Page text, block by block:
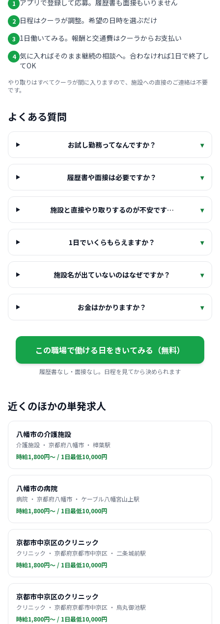
1 アプリで登録して応募。履歴書も面接もいりません
2 日程はクーラが調整。希望の日時を選ぶだけ
3 1日働いてみる。報酬と交通費はクーラからお支払い
4 気に入ればそのまま継続の相談へ。合わなければ1日で終了し
てOK
やり取りはすべてクーラが間に入りますので、施設への直接のご連絡は不要
です。
よくある質問
お試し勤務ってなんですか？ ▾
履歴書や面接は必要ですか？ ▾
施設と直接やり取りするのが不安です… ▾
1日でいくらもらえますか？ ▾
施設名が出ていないのはなぜですか？ ▾
お金はかかりますか？ ▾
この職場で働ける日をきいてみる（無料）
履歴書なし・面接なし。日程を見てから決められます
近くのほかの単発求人
八幡市の介護施設
介護施設 ・ 京都府八幡市 ・ 樟葉駅
時給1,800円〜 / 1日最低10,000円
八幡市の病院
病院 ・ 京都府八幡市 ・ ケーブル八幡宮山上駅
時給1,800円〜 / 1日最低10,000円
京都市中京区のクリニック
クリニック ・ 京都府京都市中京区 ・ 二条城前駅
時給1,800円〜 / 1日最低10,000円
京都市中京区のクリニック
クリニック ・ 京都府京都市中京区 ・ 烏丸御池駅
時給1,800円〜 / 1日最低10,000円